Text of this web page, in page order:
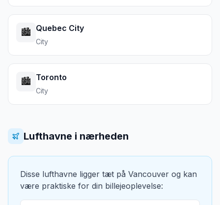
🏙️ Quebec City
City
🏙️ Toronto
City
Lufthavne i nærheden
Disse lufthavne ligger tæt på Vancouver og kan
være praktiske for din billejeoplevelse: